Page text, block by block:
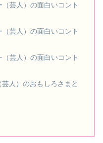
芸人）の面白いコント
芸人）の面白いコント
芸人）の面白いコント
人）のおもしろさまと